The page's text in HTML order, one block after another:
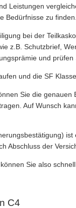
Bedürfnisse zu
bei der
z.B. Schutzbrief,
und
und die SF
Sie die
Auf Wunsch
Abschluss der
Sie also
C4